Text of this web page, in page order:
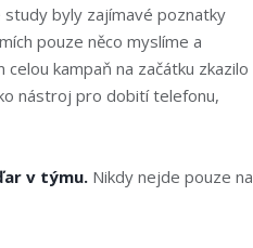
byly zajímavé poznatky
pouze něco myslíme a
kampaň ­­­na začátku zkazilo
nástroj pro dobití telefonu,
v týmu. Nikdy nejde pouze na